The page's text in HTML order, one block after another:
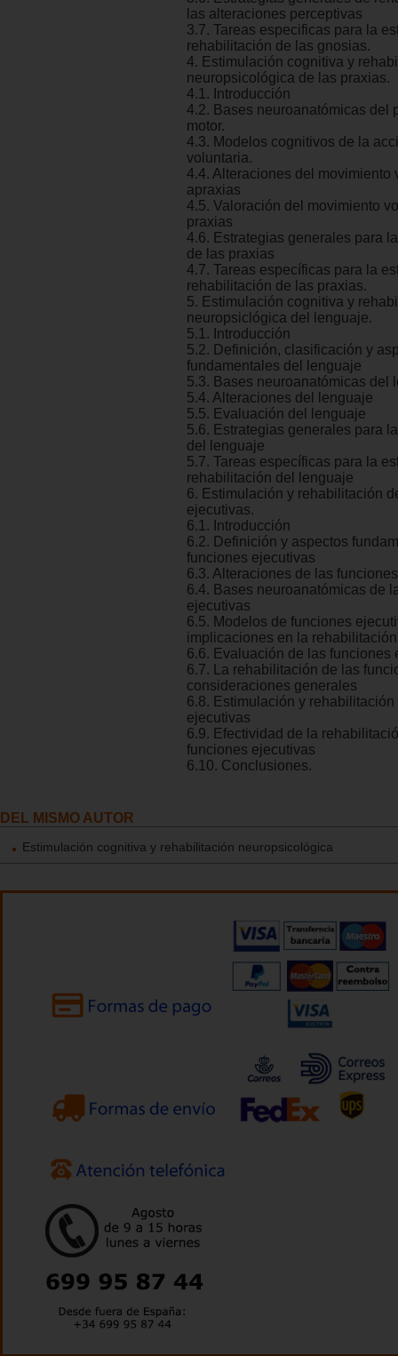
las alteraciones perceptivas
3.7. Tareas especificas para la
rehabilitación de las gnosias.
4. Estimulación cognitiva y
neuropsicológica de las praxias.
4.1. Introducción
4.2. Bases neuroanatómicas del
motor.
4.3. Modelos cognitivos de la
voluntaria.
4.4. Alteraciones del movimiento
apraxias
4.5. Valoración del movimiento
praxias
4.6. Estrategias generales para
de las praxias
4.7. Tareas específicas para la
rehabilitación de las praxias.
5. Estimulación cognitiva y
neuropsiclógica del lenguaje.
5.1. Introducción
5.2. Definición, clasificación y
fundamentales del lenguaje
5.3. Bases neuroanatómicas del
5.4. Alteraciones del lenguaje
5.5. Evaluación del lenguaje
5.6. Estrategias generales para
del lenguaje
5.7. Tareas específicas para la
rehabilitación del lenguaje
6. Estimulación y rehabilitación
ejecutivas.
6.1. Introducción
6.2. Definición y aspectos
funciones ejecutivas
6.3. Alteraciones de las
6.4. Bases neuroanatómicas de
ejecutivas
6.5. Modelos de funciones
implicaciones en la
6.6. Evaluación de las funciones
6.7. La rehabilitación de las
consideraciones generales
6.8. Estimulación y
ejecutivas
6.9. Efectividad de la
funciones ejecutivas
6.10. Conclusiones.
DEL MISMO AUTOR
Estimulación cognitiva y rehabilitación neuropsicológica